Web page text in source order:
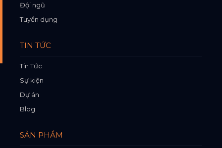
Đội ngũ
Tuyển dụng
TIN TỨC
Tin Tức
Sự kiện
Dự án
Blog
SẢN PHẨM